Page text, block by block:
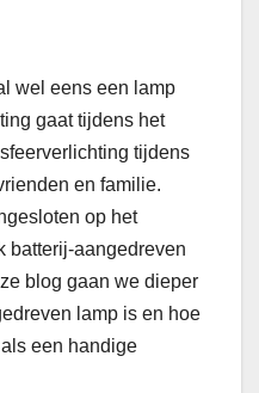
wel eens een lamp
gaat tijdens het
tijdens
en familie.
op het
batterij-aangedreven
blog gaan we dieper
lamp is en hoe
een handige